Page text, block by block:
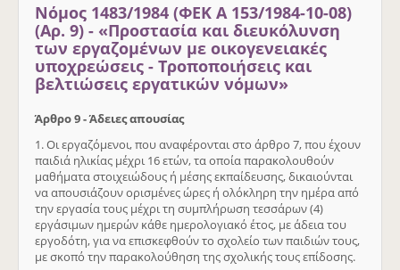
Νόμος 1483/1984 (ΦΕΚ Α 153/1984-10-08)
(Αρ. 9) - «Προστασία και διευκόλυνση
των εργαζομένων με οικογενειακές
υποχρεώσεις - Τροποποιήσεις και
βελτιώσεις εργατικών νόμων»
Άρθρο 9 - Άδειες απουσίας
1. Οι εργαζόμενοι, που αναφέρονται στο άρθρο 7, που έχουν
παιδιά ηλικίας μέχρι 16 ετών, τα οποία παρακολουθούν
μαθήματα στοιχειώδους ή μέσης εκπαίδευσης, δικαιούνται
να απουσιάζουν ορισμένες ώρες ή ολόκληρη την ημέρα από
την εργασία τους μέχρι τη συμπλήρωση τεσσάρων (4)
εργάσιμων ημερών κάθε ημερολογιακό έτος, με άδεια του
εργοδότη, για να επισκεφθούν το σχολείο των παιδιών τους,
με σκοπό την παρακολούθηση της σχολικής τους επίδοσης.